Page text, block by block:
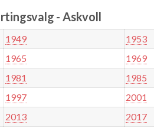
- Askvoll
1949 1953
1965 1969
1981 1985
1997 2001
2013 2017